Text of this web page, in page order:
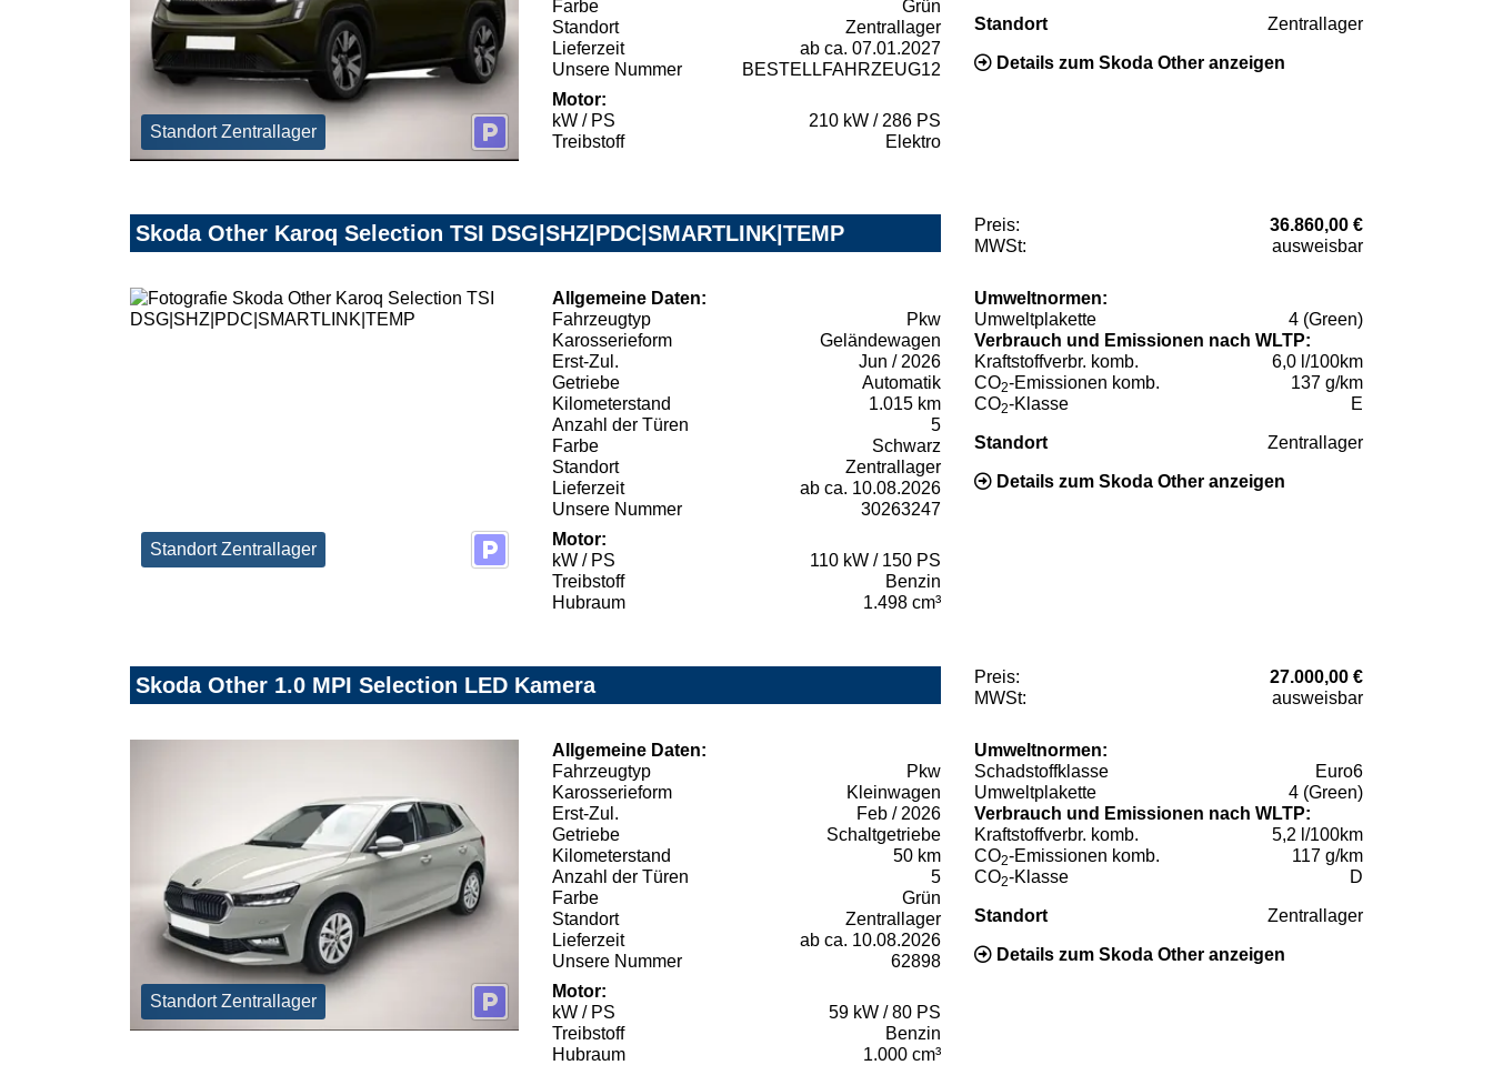
Standort Zentrallager
Farbe
Grün
Standort
Zentrallager
Lieferzeit
ab ca. 07.01.2027
Unsere Nummer
BESTELLFAHRZEUG12
Motor:
kW / PS
210 kW / 286 PS
Treibstoff
Elektro
Standort Zentrallager
Details zum Skoda Other anzeigen
Skoda Other Karoq Selection TSI DSG|SHZ|PDC|SMARTLINK|TEMP Preis:
36.860,00 €
MWSt:
ausweisbar
Standort Zentrallager
Allgemeine Daten:
Fahrzeugtyp
Pkw
Karosserieform
Geländewagen
Erst-Zul.
Jun / 2026
Getriebe
Automatik
Kilometerstand
1.015 km
Anzahl der Türen
5
Farbe
Schwarz
Standort
Zentrallager
Lieferzeit
ab ca. 10.08.2026
Unsere Nummer
30263247
Motor:
kW / PS
110 kW / 150 PS
Treibstoff
Benzin
Hubraum
1.498 cm³
Umweltnormen:
Umweltplakette
4 (Green)
Verbrauch und Emissionen nach WLTP:
Kraftstoffverbr. komb.
6,0 l/100km
CO2-Emissionen komb.
137 g/km
CO2-Klasse E
Standort Zentrallager
Details zum Skoda Other anzeigen
Skoda Other 1.0 MPI Selection LED Kamera Preis:
27.000,00 €
MWSt:
ausweisbar
Standort Zentrallager
Allgemeine Daten:
Fahrzeugtyp
Pkw
Karosserieform
Kleinwagen
Erst-Zul.
Feb / 2026
Getriebe
Schaltgetriebe
Kilometerstand
50 km
Anzahl der Türen
5
Farbe
Grün
Standort
Zentrallager
Lieferzeit
ab ca. 10.08.2026
Unsere Nummer
62898
Motor:
kW / PS
59 kW / 80 PS
Treibstoff
Benzin
Hubraum
1.000 cm³
Umweltnormen:
Schadstoffklasse
Euro6
Umweltplakette
4 (Green)
Verbrauch und Emissionen nach WLTP:
Kraftstoffverbr. komb.
5,2 l/100km
CO2-Emissionen komb.
117 g/km
CO2-Klasse D
Standort Zentrallager
Details zum Skoda Other anzeigen